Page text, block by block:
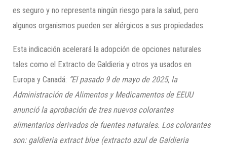
es seguro y no representa ningún riesgo para la salud, pero
algunos organismos pueden ser alérgicos a sus propiedades.
Esta indicación acelerará la adopción de opciones naturales
tales como el Extracto de Galdieria y otros ya usados en
Europa y Canadá: “El pasado 9 de mayo de 2025, la
Administración de Alimentos y Medicamentos de EEUU
anunció la aprobación de tres nuevos colorantes
alimentarios derivados de fuentes naturales. Los colorantes
son: galdieria extract blue (extracto azul de Galdieria